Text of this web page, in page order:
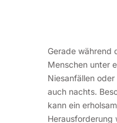
Gerade während
Menschen unter
Niesanfällen
auch nachts.
kann ein
Herausforderung